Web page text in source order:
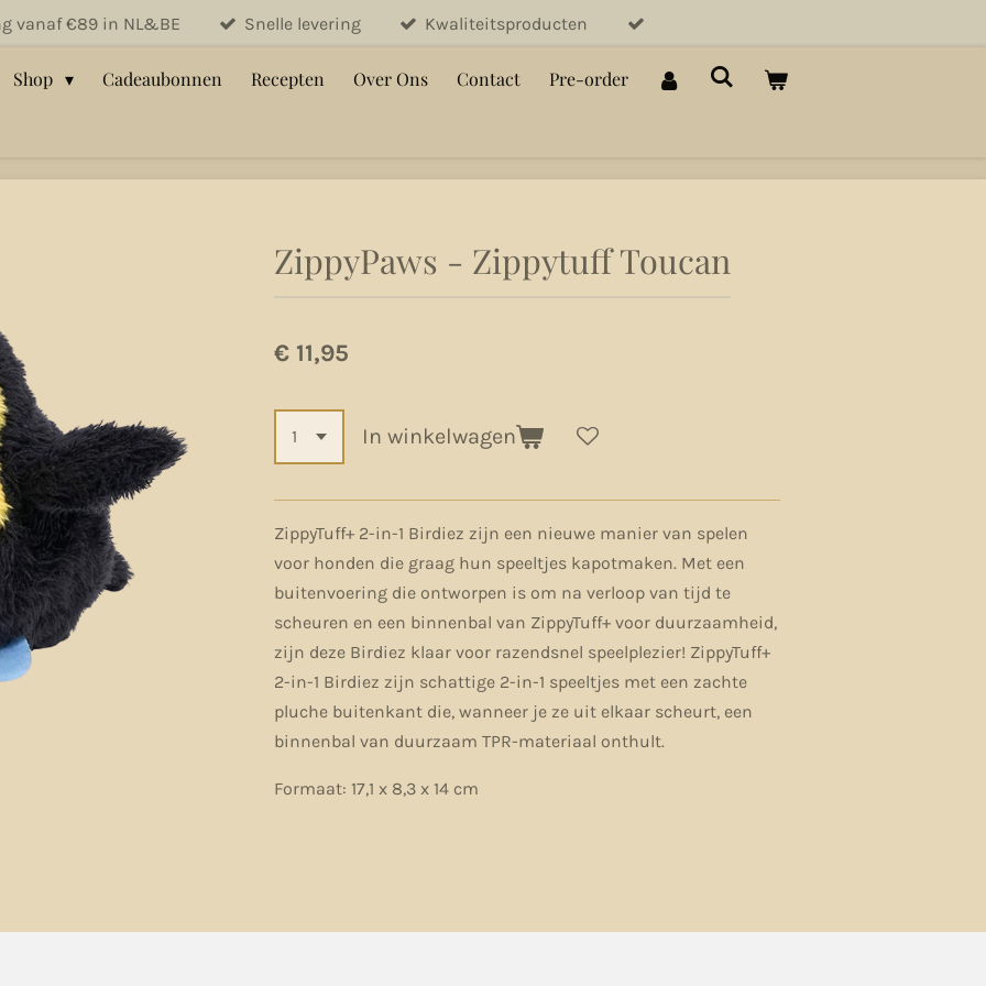
vanaf €89 in NL&BE Snelle levering Kwaliteitsproducten
Shop Cadeaubonnen Recepten Over Ons Contact Pre-order
ZippyPaws - Zippytuff Toucan
€ 11,95
In winkelwagen
ZippyTuff+ 2-in-1 Birdiez zijn een nieuwe manier van spelen
voor honden die graag hun speeltjes kapotmaken. Met een
buitenvoering die ontworpen is om na verloop van tijd te
scheuren en een binnenbal van ZippyTuff+ voor duurzaamheid,
zijn deze Birdiez klaar voor razendsnel speelplezier! ZippyTuff+
2-in-1 Birdiez zijn schattige 2-in-1 speeltjes met een zachte
pluche buitenkant die, wanneer je ze uit elkaar scheurt, een
binnenbal van duurzaam TPR-materiaal onthult.
Formaat: 17,1 x 8,3 x 14 cm